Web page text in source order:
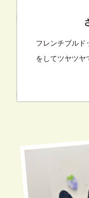
フレンチブルド
をしてツヤツヤ